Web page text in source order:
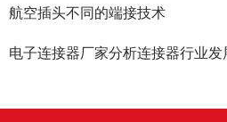
航空插头不同的端接技术
电子连接器厂家分析连接器行业发